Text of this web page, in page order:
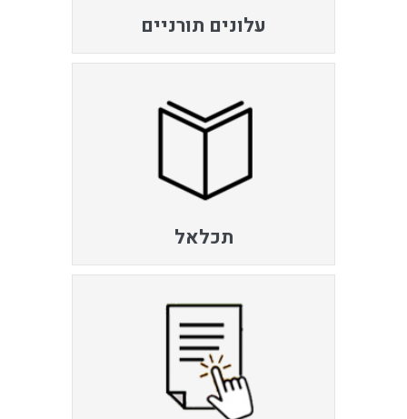
עלונים תורניים
תכלאל